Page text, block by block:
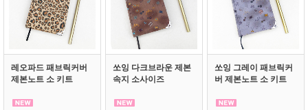
레오파드 패브릭커버
제본노트 소 키트
쏘잉 다크브라운 제본
속지 소사이즈
쏘잉 그레이 패브릭커
버 제본노트 소 키트